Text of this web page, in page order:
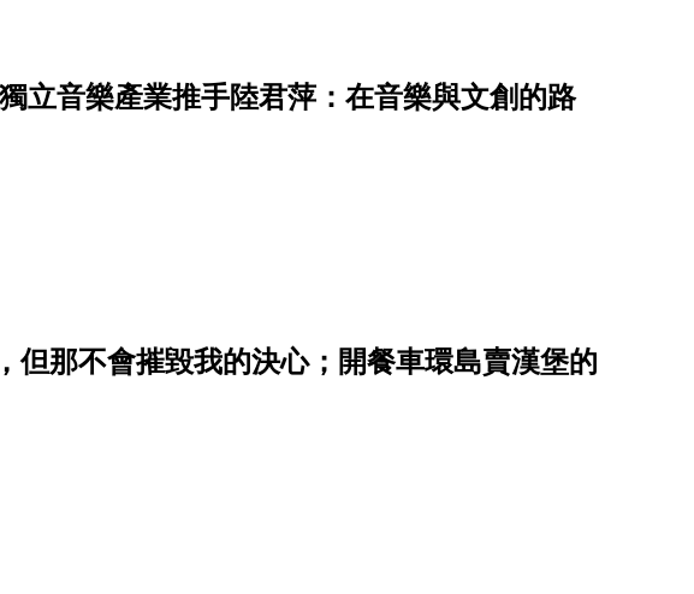
立音樂產業推手陸君萍：在音樂與文創的路
但那不會摧毀我的決心；開餐車環島賣漢堡的